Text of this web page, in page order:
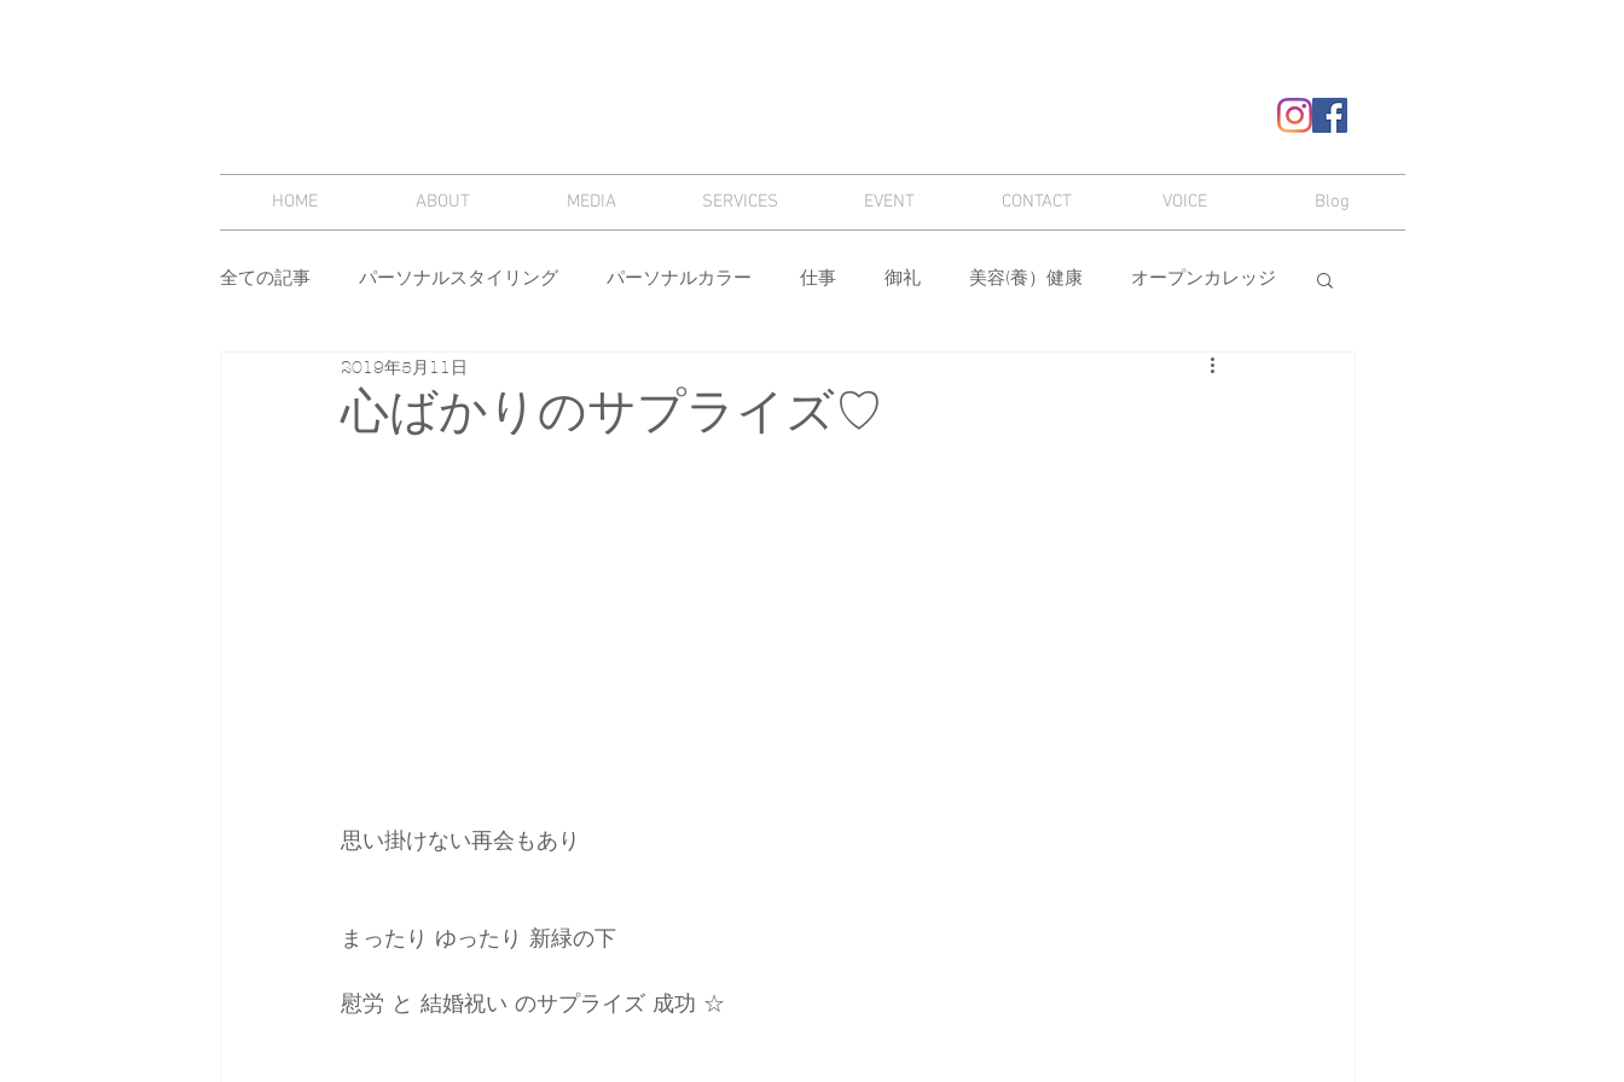
HOME ABOUT MEDIA SERVICES EVENT CONTACT VOICE Blog
全ての記事 パーソナルスタイリング パーソナルカラー 仕事 御礼 美容(養）健康 オープンカレッジ
スタイリング セミナー
心ばかりのサプライズ♡
2019年5月11日
思い掛けない再会もあり
まったり ゆったり 新緑の下
慰労 と 結婚祝い のサプライズ 成功 ☆